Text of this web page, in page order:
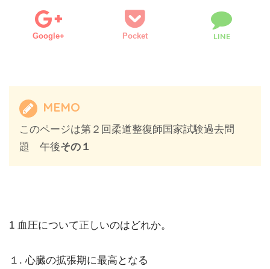
Google+ Pocket LINE
MEMO
このページは第２回柔道整復師国家試験過去問
題 午後その１
1 血圧について正しいのはどれか。
１. 心臓の拡張期に最高となる